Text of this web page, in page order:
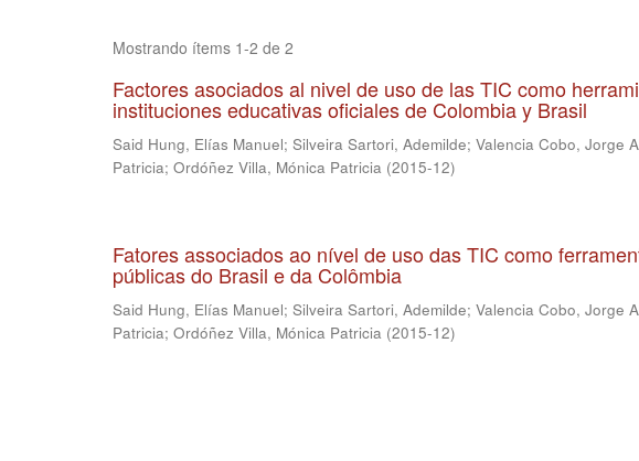
Mostrando ítems 1-2 de 2
Factores asociados al nivel de uso de las TIC como
instituciones educativas oficiales de Colombia y Brasil
Said Hung, Elías Manuel; Silveira Sartori, Ademilde; Valencia Cobo, Jorge
Patricia; Ordóñez Villa, Mónica Patricia (2015-12)
Fatores associados ao nível de uso das TIC como
públicas do Brasil e da Colômbia
Said Hung, Elías Manuel; Silveira Sartori, Ademilde; Valencia Cobo, Jorge
Patricia; Ordóñez Villa, Mónica Patricia (2015-12)